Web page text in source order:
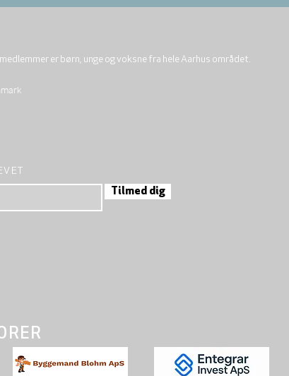
er børn, unge og voksne fra hele Aarhus området.
Tilmed dig